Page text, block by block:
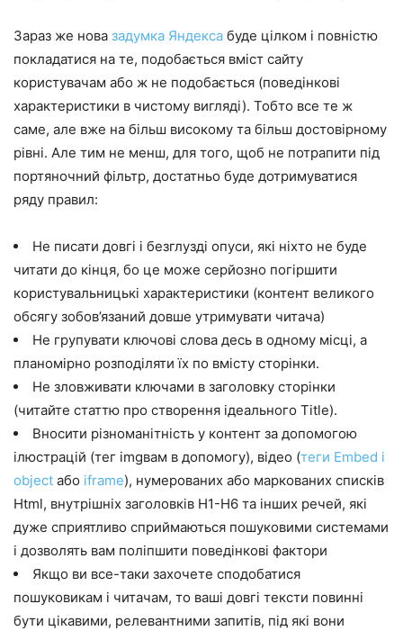
Зараз же нова задумка Яндекса буде цілком і повністю
покладатися на те, подобається вміст сайту
користувачам або ж не подобається (поведінкові
характеристики в чистому вигляді). Тобто все те ж
саме, але вже на більш високому та більш достовірному
рівні. Але тим не менш, для того, щоб не потрапити під
портяночний фільтр, достатньо буде дотримуватися
ряду правил:
Не писати довгі і безглузді опуси, які ніхто не буде
читати до кінця, бо це може серйозно погіршити
користувальницькі характеристики (контент великого
обсягу зобов’язаний довше утримувати читача)
Не групувати ключові слова десь в одному місці, а
планомірно розподіляти їх по вмісту сторінки.
Не зловживати ключами в заголовку сторінки
(читайте статтю про створення ідеального Title).
Вносити різноманітність у контент за допомогою
ілюстрацій (тег imgвам в допомогу), відео (теги Embed і
object або iframe), нумерованих або маркованих списків
Html, внутрішніх заголовків H1-H6 та інших речей, які
дуже сприятливо сприймаються пошуковими системами
і дозволять вам поліпшити поведінкові фактори
Якщо ви все-таки захочете сподобатися
пошуковикам і читачам, то ваші довгі тексти повинні
бути цікавими, релевантними запитів, під які вони